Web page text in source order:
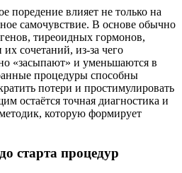
поредение влияет не только на
самочувствие. В основе обычно
тиреоидных гормонов,
сочетаний, из‑за чего
«засыпают» и уменьшаются в
процедуры способны
потери и простимулировать
остаётся точная диагностика и
которую формирует
старта процедур